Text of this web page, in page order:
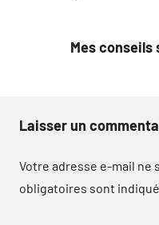
Mes
Laisser un
Votre adresse e-mail ne
obligatoires sont